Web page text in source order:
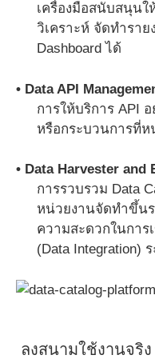
เครื่องมือสนับสนุนใ
วิเคราะห์ จัดทำรา
Dashboard ได้
• Data API
การให้บริการ API
หรือกระบวนการที่
• Data Harvester and
การรวบรวม Data
หน่วยงานจัดทำขึ้นร
ความสะดวกในกา
(Data Integration)
ลงสนามใช้งานจริง